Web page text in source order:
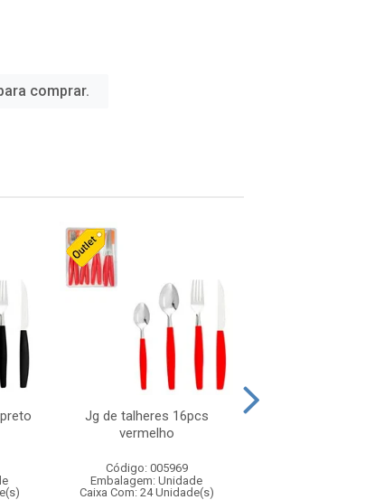
comprar.
Jg de talheres 16pcs
vermelho
Código: 005969
Embalagem: Unidade
Caixa Com: 24 Unidade(s)